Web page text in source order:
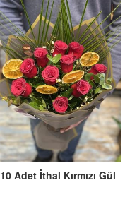
10 Adet İthal Kırmızı Gül